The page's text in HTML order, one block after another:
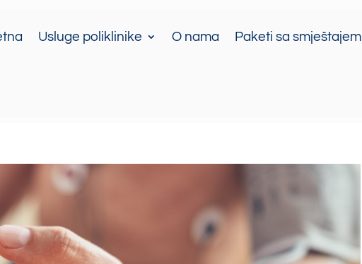
Usluge poliklinike O nama Paketi sa smještajem